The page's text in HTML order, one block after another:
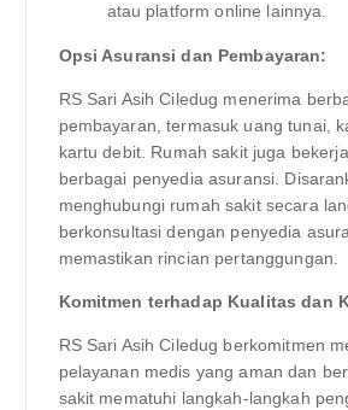
atau platform online lainnya.
Opsi Asuransi dan Pembayaran:
RS Sari Asih Ciledug menerima
pembayaran, termasuk uang tunai,
kartu debit. Rumah sakit juga
berbagai penyedia asuransi.
menghubungi rumah sakit secara
berkonsultasi dengan penyedia
memastikan rincian pertanggungan.
Komitmen terhadap Kualitas dan
RS Sari Asih Ciledug berkomitmen
pelayanan medis yang aman dan
sakit mematuhi langkah-langkah